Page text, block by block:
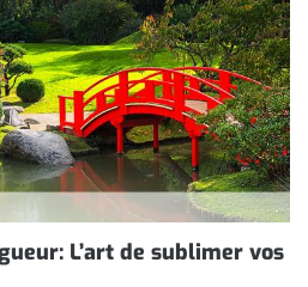
L’art de sublimer vos